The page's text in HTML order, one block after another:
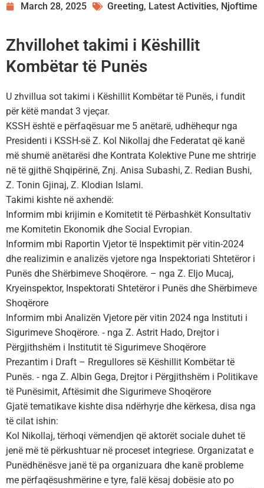
March 28, 2025 Greeting, Latest Activities, Njoftime
Zhvillohet takimi i Këshillit
Kombëtar të Punës
U zhvillua sot takimi i Këshillit Kombëtar të Punës, i fundit
për këtë mandat 3 vjeçar.
KSSH është e përfaqësuar me 5 anëtarë, udhëhequr nga
Presidenti i KSSH-së Z. Kol Nikollaj dhe Federatat që kanë
më shumë anëtarësi dhe Kontrata Kolektive Pune me shtrirje
në të gjithë Shqipërinë, Znj. Anisa Subashi, Z. Redian Bushi,
Z. Tonin Gjinaj, Z. Klodian Islami.
Takimi kishte në axhendë:
Informim mbi krijimin e Komitetit të Përbashkët Konsultativ
me Komitetin Ekonomik dhe Social Evropian.
Informim mbi Raportin Vjetor të Inspektimit për vitin-2024
dhe realizimin e analizës vjetore nga Inspektoriati Shtetëror i
Punës dhe Shërbimeve Shoqërore. – nga Z. Eljo Mucaj,
Kryeinspektor, Inspektorati Shtetëror i Punës dhe Shërbimeve
Shoqërore
Informim mbi Analizën Vjetore për vitin 2024 nga Instituti i
Sigurimeve Shoqërore. ⁃ nga Z. Astrit Hado, Drejtor i
Përgjithshëm i Institutit të Sigurimeve Shoqërore
Prezantim i Draft – Rregullores së Këshillit Kombëtar të
Punës. ⁃ nga Z. Albin Gega, Drejtor i Përgjithshëm i Politikave
të Punësimit, Aftësimit dhe Sigurimeve Shoqërore
Gjatë tematikave kishte disa ndërhyrje dhe kërkesa, disa nga
të cilat ishin:
Kol Nikollaj, tërhoqi vëmendjen që aktorët sociale duhet të
jenë më të përkushtuar në proceset integriese. Organizatat e
Punëdhënësve janë të pa organizuara dhe kanë probleme
me përfaqësushmërine e tyre, falë kësaj dobësie ato po